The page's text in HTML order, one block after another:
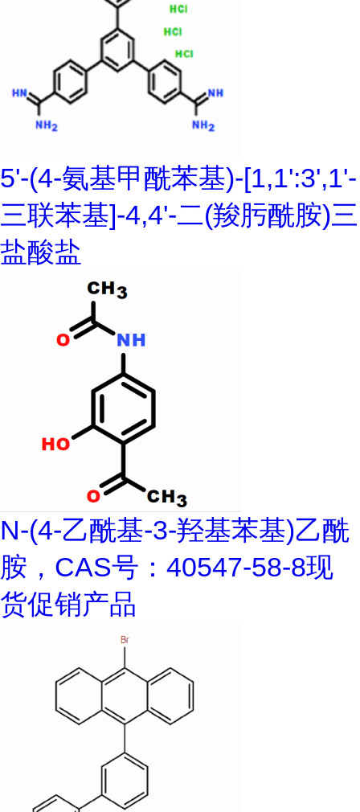
5'-(4-氨基甲酰苯基)-[1,1':3',1'-
三联苯基]-4,4'-二(羧肟酰胺)三
盐酸盐
N-(4-乙酰基-3-羟基苯基)乙酰
胺，CAS号：40547-58-8现
货促销产品